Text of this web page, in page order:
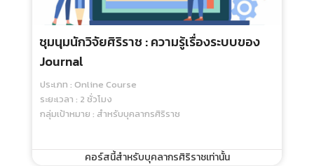
ชุมนุมนักวิจัยศิริราช : ความรู้เรื่องระบบของ
Journal
ประเภท : Online Course
ระยะเวลา : 2 ชั่วโมง
กลุ่มเป้าหมาย : สำหรับบุคลากรศิริราช
คอร์สนี้สำหรับบุคลากรศิริราชเท่านั้น